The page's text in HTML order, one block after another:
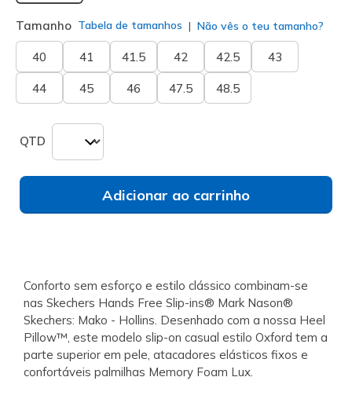
Tamanho Tabela de tamanhos Não vês o teu tamanho?
40 41 41.5 42 42.5 43
44 45 46 47.5 48.5
QTD
Adicionar ao carrinho
Conforto sem esforço e estilo clássico combinam-se
nas Skechers Hands Free Slip-ins® Mark Nason®
Skechers: Mako - Hollins. Desenhado com a nossa Heel
Pillow™, este modelo slip-on casual estilo Oxford tem a
parte superior em pele, atacadores elásticos fixos e
confortáveis palmilhas Memory Foam Lux.